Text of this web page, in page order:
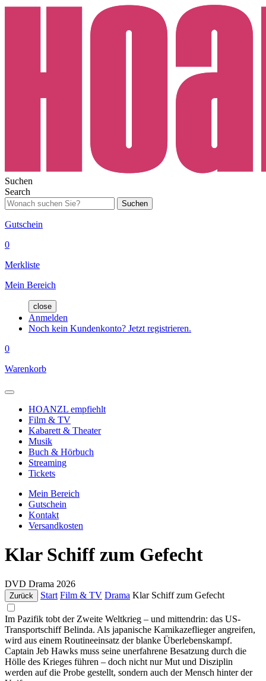
Suchen
Search
Suchen
Gutschein
0
Merkliste
Mein Bereich
close
Anmelden
Noch kein Kundenkonto? Jetzt registrieren.
0
Warenkorb
HOANZL empfiehlt
Film & TV
Kabarett & Theater
Musik
Buch & Hörbuch
Streaming
Tickets
Mein Bereich
Gutschein
Kontakt
Versandkosten
Klar Schiff zum Gefecht
DVD Drama 2026
Zurück Start Film & TV Drama Klar Schiff zum Gefecht
Im Pazifik tobt der Zweite Weltkrieg – und mittendrin: das US-
Transportschiff Belinda. Als japanische Kamikazeflieger angreifen,
wird aus einem Routineeinsatz der blanke Überlebenskampf.
Captain Jeb Hawks muss seine unerfahrene Besatzung durch die
Hölle des Krieges führen – doch nicht nur Mut und Disziplin
werden auf die Probe gestellt, sondern auch der Mensch hinter der